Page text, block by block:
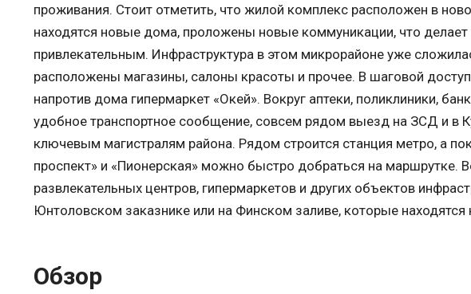
проживания. Стоит отметить, что жилой комплекс расположен в
находятся новые дома, проложены новые коммуникации, что
привлекательным. Инфраструктура в этом микрорайоне уже
расположены магазины, салоны красоты и прочее. В шаговой
напротив дома гипермаркет «Окей». Вокруг аптеки, поликлиники,
удобное транспортное сообщение, совсем рядом выезд на ЗСД и в
ключевым магистралям района. Рядом строится станция метро, а
проспект» и «Пионерская» можно быстро добраться на маршрутке.
развлекательных центров, гипермаркетов и других объектов
Юнтоловском заказнике или на Финском заливе, которые находятся
Обзор